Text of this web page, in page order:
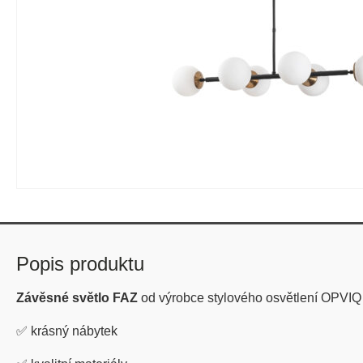
Popis produktu
Závěsné světlo FAZ od výrobce stylového osvětlení
✅ krásný nábytek